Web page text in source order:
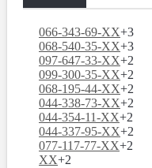
066-343-69-XX+3
068-540-35-XX+3
097-647-33-XX+2
099-300-35-XX+2
068-195-44-XX+2
044-338-73-XX+2
044-354-11-XX+2
044-337-95-XX+2
077-117-77-XX+2
XX+2